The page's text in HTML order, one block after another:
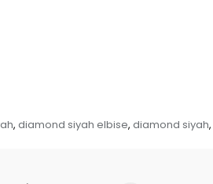
, diamond siyah elbise, diamond siyah,